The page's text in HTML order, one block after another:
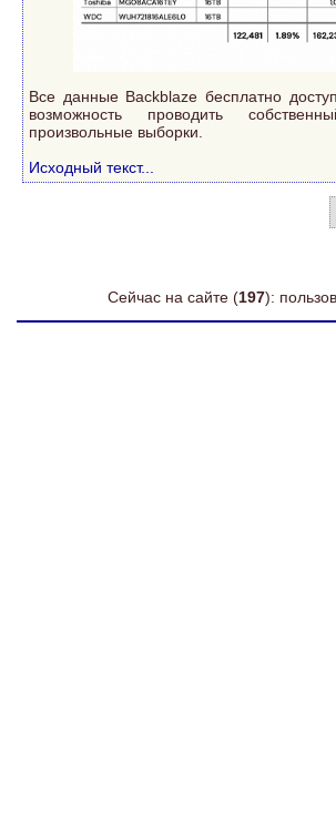
Все данные Backblaze бесплатно
возможность проводить
произвольные выборки.
Исходный текст...
Сейчас на сайте (197):